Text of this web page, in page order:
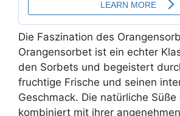
Die Faszination des
Orangensorbet ist ein echter
den Sorbets und begeistert
fruchtige Frische und seinen
Geschmack. Die natürliche Süße
kombiniert mit ihrer